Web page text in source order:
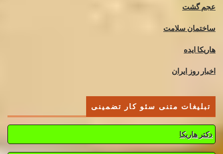
عجم گشت
ساختمان سلامت
هاریکا ایده
اخبار روز ایران
تبلیغات متنی سئو کار تضمینی
دکتر هاریکا